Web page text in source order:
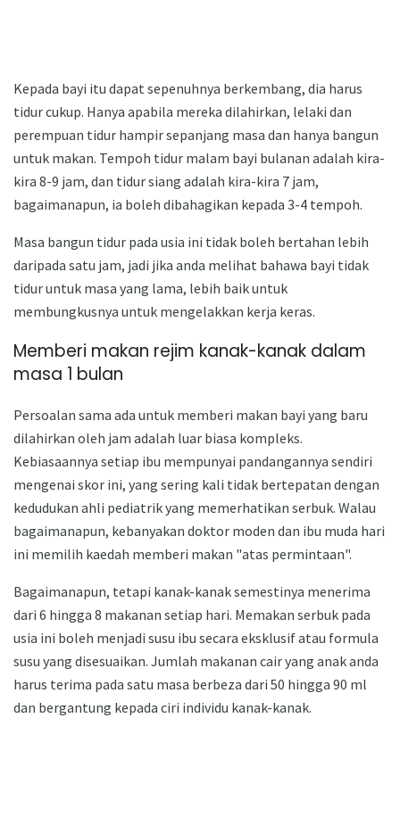
Kepada bayi itu dapat sepenuhnya berkembang, dia harus
tidur cukup. Hanya apabila mereka dilahirkan, lelaki dan
perempuan tidur hampir sepanjang masa dan hanya bangun
untuk makan. Tempoh tidur malam bayi bulanan adalah kira-
kira 8-9 jam, dan tidur siang adalah kira-kira 7 jam,
bagaimanapun, ia boleh dibahagikan kepada 3-4 tempoh.
Masa bangun tidur pada usia ini tidak boleh bertahan lebih
daripada satu jam, jadi jika anda melihat bahawa bayi tidak
tidur untuk masa yang lama, lebih baik untuk
membungkusnya untuk mengelakkan kerja keras.
Memberi makan rejim kanak-kanak dalam
masa 1 bulan
Persoalan sama ada untuk memberi makan bayi yang baru
dilahirkan oleh jam adalah luar biasa kompleks.
Kebiasaannya setiap ibu mempunyai pandangannya sendiri
mengenai skor ini, yang sering kali tidak bertepatan dengan
kedudukan ahli pediatrik yang memerhatikan serbuk. Walau
bagaimanapun, kebanyakan doktor moden dan ibu muda hari
ini memilih kaedah memberi makan "atas permintaan".
Bagaimanapun, tetapi kanak-kanak semestinya menerima
dari 6 hingga 8 makanan setiap hari. Memakan serbuk pada
usia ini boleh menjadi susu ibu secara eksklusif atau formula
susu yang disesuaikan. Jumlah makanan cair yang anak anda
harus terima pada satu masa berbeza dari 50 hingga 90 ml
dan bergantung kepada ciri individu kanak-kanak.